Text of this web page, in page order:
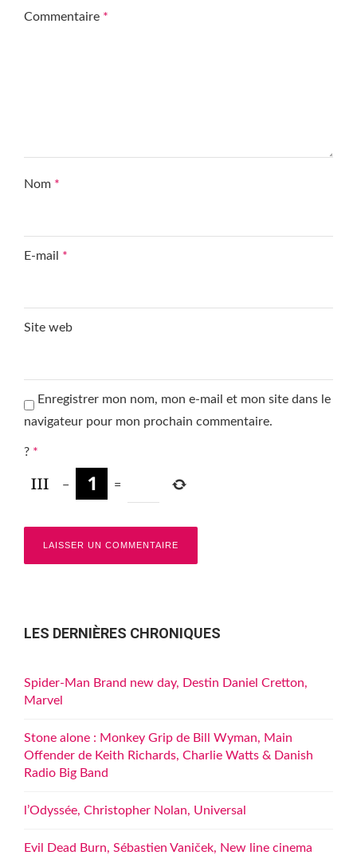
Commentaire *
Nom *
E-mail *
Site web
Enregistrer mon nom, mon e-mail et mon site dans le
navigateur pour mon prochain commentaire.
? *
− =
LES DERNIÈRES CHRONIQUES
Spider-Man Brand new day, Destin Daniel Cretton,
Marvel
Stone alone : Monkey Grip de Bill Wyman, Main
Offender de Keith Richards, Charlie Watts & Danish
Radio Big Band
l’Odyssée, Christopher Nolan, Universal
Evil Dead Burn, Sébastien Vaniček, New line cinema